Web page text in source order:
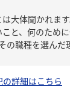
大体聞かれま
と、何のため
の職種を選んだ
の詳細はこちら